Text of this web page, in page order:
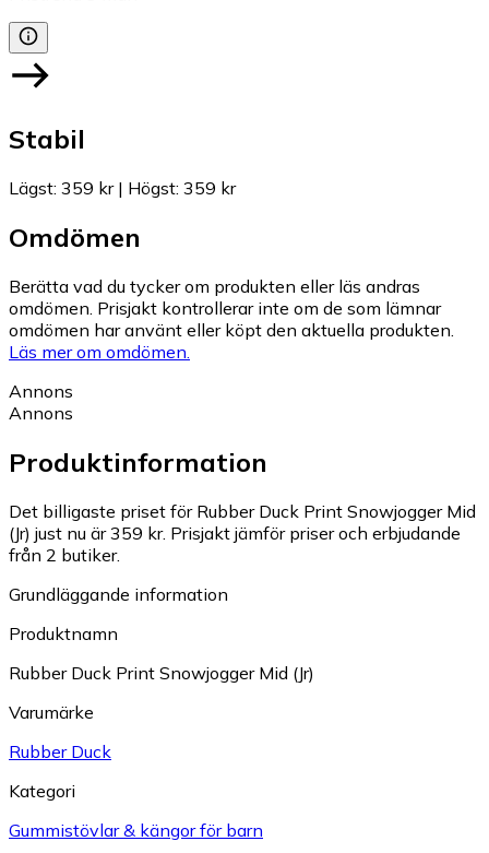
Stabil
Lägst: 359 kr| Högst: 359 kr
Omdömen
Berätta vad du tycker om produkten eller läs andras
omdömen. Prisjakt kontrollerar inte om de som lämnar
omdömen har använt eller köpt den aktuella produkten.
Läs mer om omdömen.
Annons
Annons
Produktinformation
Det billigaste priset för Rubber Duck Print Snowjogger Mid
(Jr) just nu är 359 kr. Prisjakt jämför priser och erbjudande
från 2 butiker.
Grundläggande information
Produktnamn
Rubber Duck Print Snowjogger Mid (Jr)
Varumärke
Rubber Duck
Kategori
Gummistövlar & kängor för barn